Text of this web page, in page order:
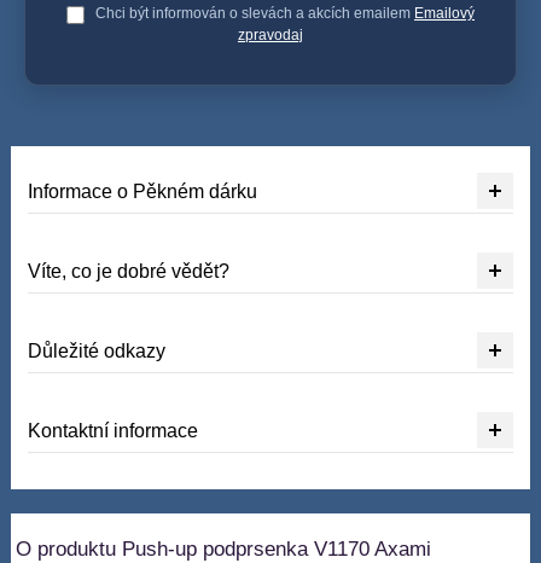
Chci být informován o slevách a akcích emailem Emailový
zpravodaj
Informace o Pěkném dárku
Víte, co je dobré vědět?
Důležité odkazy
Kontaktní informace
O produktu Push-up podprsenka V1170 Axami